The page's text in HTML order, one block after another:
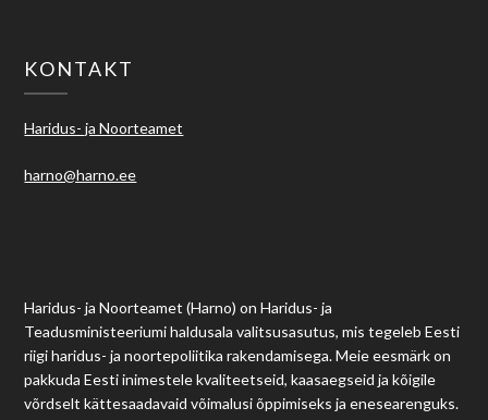
KONTAKT
Haridus- ja Noorteamet
harno@harno.ee
Haridus- ja Noorteamet (Harno) on Haridus- ja
Teadusministeeriumi haldusala valitsusasutus, mis tegeleb Eesti
riigi haridus- ja noortepoliitika rakendamisega. Meie eesmärk on
pakkuda Eesti inimestele kvaliteetseid, kaasaegseid ja kõigile
võrdselt kättesaadavaid võimalusi õppimiseks ja enesearenguks.